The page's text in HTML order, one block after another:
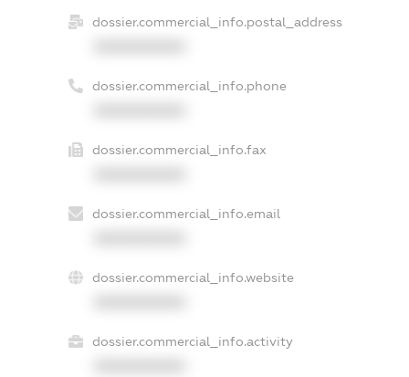
dossier.commercial_info.postal_address
dossier.commercial_info.phone
dossier.commercial_info.fax
dossier.commercial_info.email
dossier.commercial_info.website
dossier.commercial_info.activity